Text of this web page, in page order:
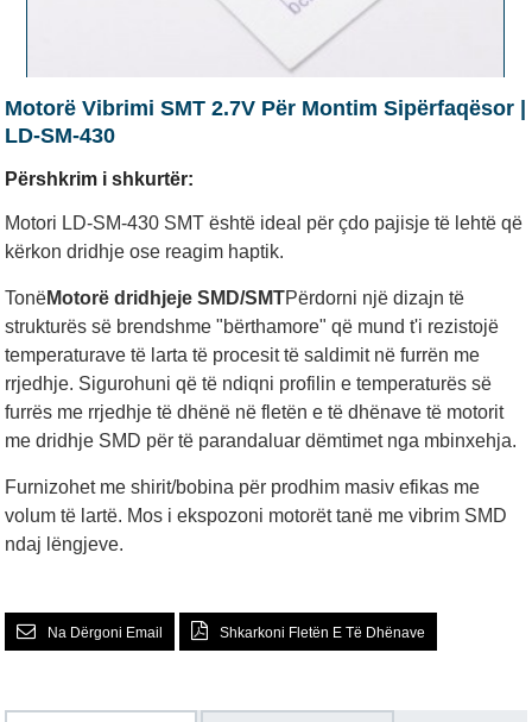
Motorë Vibrimi SMT 2.7V Për Montim Sipërfaqësor |
LD-SM-430
Përshkrim i shkurtër:
Motori LD-SM-430 SMT është ideal për çdo pajisje të lehtë që
kërkon dridhje ose reagim haptik.
TonëMotorë dridhjeje SMD/SMTPërdorni një dizajn të
strukturës së brendshme "bërthamore" që mund t'i rezistojë
temperaturave të larta të procesit të saldimit në furrën me
rrjedhje. Sigurohuni që të ndiqni profilin e temperaturës së
furrës me rrjedhje të dhënë në fletën e të dhënave të motorit
me dridhje SMD për të parandaluar dëmtimet nga mbinxehja.
Furnizohet me shirit/bobina për prodhim masiv efikas me
volum të lartë. Mos i ekspozoni motorët tanë me vibrim SMD
ndaj lëngjeve.
Na Dërgoni Email Shkarkoni Fletën E Të Dhënave